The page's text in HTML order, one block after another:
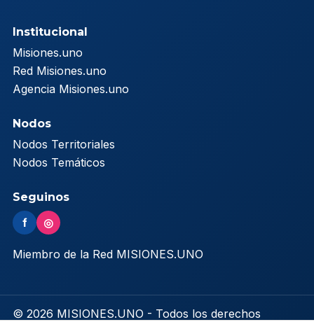
Institucional
Misiones.uno
Red Misiones.uno
Agencia Misiones.uno
Nodos
Nodos Territoriales
Nodos Temáticos
Seguinos
f ◎
Miembro de la Red MISIONES.UNO
© 2026 MISIONES.UNO - Todos los derechos